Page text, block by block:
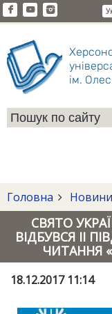
ім.
Головна Новини
СВЯТО
ВІДБУВСЯ ІІ
ЧИТАННЯ
18.12.2017 11:14